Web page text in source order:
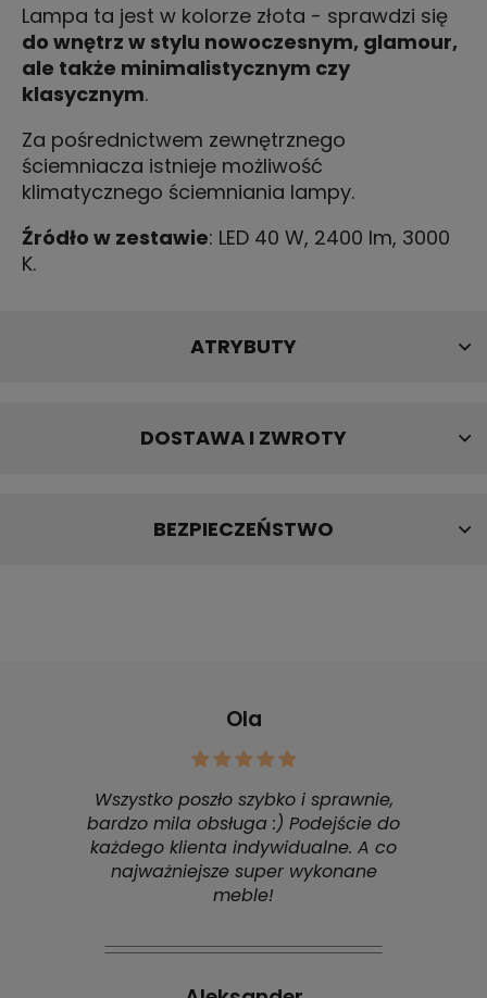
Lampa ta jest w kolorze złota - sprawdzi się
do wnętrz w stylu nowoczesnym, glamour,
ale także minimalistycznym czy
klasycznym.
Za pośrednictwem zewnętrznego
ściemniacza istnieje możliwość
klimatycznego ściemniania lampy.
Źródło w zestawie: LED 40 W, 2400 lm, 3000
K.
ATRYBUTY
DOSTAWA I ZWROTY
BEZPIECZEŃSTWO
Ola
Wszystko poszło szybko i sprawnie,
bardzo mila obsługa :) Podejście do
każdego klienta indywidualne. A co
najważniejsze super wykonane
meble!